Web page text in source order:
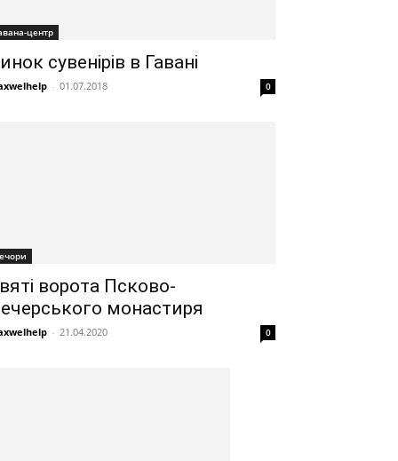
центр
сувенірів в Гавані
- 01.07.2018 0
ворота Псково-
монастиря
- 21.04.2020 0